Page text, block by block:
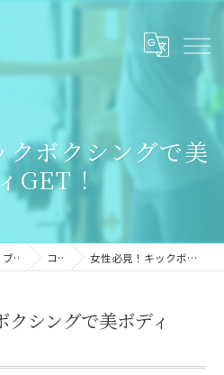
ボクシングで美
GET！
ブログ コラム 女性必見！キックボクシングで美ボディGET！
シングで美ボディ